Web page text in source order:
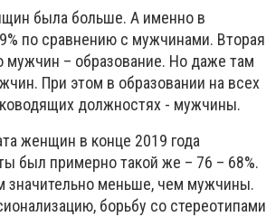
была больше. А именно в
по сравнению с мужчинами. Вторая
мужчин – образование. Но даже там
При этом в образовании на всех
должностях - мужчины.
женщин в конце 2019 года
был примерно такой же – 76 – 68%.
меньше, чем мужчины.
борьбу со стереотипами